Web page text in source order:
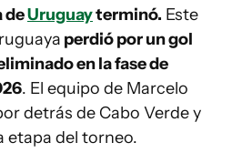
deUruguayterminó. Este
perdió por un gol
en la fase de
. El equipo de Marcelo
detrás de Cabo Verde y
etapa del torneo.